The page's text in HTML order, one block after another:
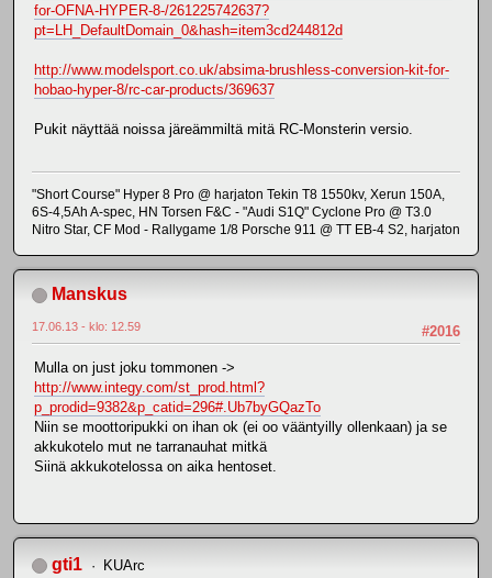
for-OFNA-HYPER-8-/261225742637?
pt=LH_DefaultDomain_0&hash=item3cd244812d
http://www.modelsport.co.uk/absima-brushless-conversion-kit-for-
hobao-hyper-8/rc-car-products/369637
Pukit näyttää noissa järeämmiltä mitä RC-Monsterin versio.
"Short Course" Hyper 8 Pro @ harjaton Tekin T8 1550kv, Xerun 150A,
6S-4,5Ah A-spec, HN Torsen F&C - "Audi S1Q" Cyclone Pro @ T3.0
Nitro Star, CF Mod - Rallygame 1/8 Porsche 911 @ TT EB-4 S2, harjaton
Manskus
#2016
17.06.13 - klo: 12.59
Mulla on just joku tommonen ->
http://www.integy.com/st_prod.html?
p_prodid=9382&p_catid=296#.Ub7byGQazTo
Niin se moottoripukki on ihan ok (ei oo vääntyilly ollenkaan) ja se
akkukotelo mut ne tarranauhat mitkä
Siinä akkukotelossa on aika hentoset.
gti1 KUArc